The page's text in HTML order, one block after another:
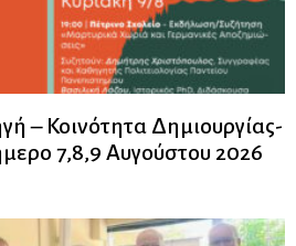
– Κοινότητα Δημιουργίας-
7,8,9 Αυγούστου 2026